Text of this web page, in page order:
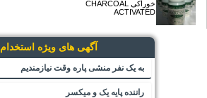
ACTIVATED
آگهی های ویژه استخدام
به یک نفر منشی پاره وقت نیازمندیم
راننده پایه یک و میکسر